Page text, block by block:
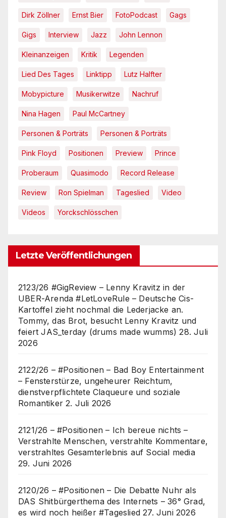
Dirk Zöllner Ernst Bier FotoPodcast Gags
Gigs Interview Jazz John Lennon
Kleinanzeigen Kritik Legenden
Lied Des Tages Linktipp Lutz Halfter
Mobypicture Musikerwitze Nachruf
Nina Hagen Paul McCartney
Personen & Porträts Personen & Porträts
Pink Floyd Positionen Preview Prince
Proberaum Quasimodo Record Release
Review Ron Spielman Tageslied Video
Videos Yorckschlösschen
Letzte Veröffentlichungen
2123/26 #GigReview – Lenny Kravitz in der
UBER-Arenda #LetLoveRule – Deutsche Cis-
Kartoffel zieht nochmal die Lederjacke an.
Tommy, das Brot, besucht Lenny Kravitz und
feiert JAS_terday (drums made wumms) 28. Juli
2026
2122/26 – #Positionen – Bad Boy Entertainment
– Fensterstürze, ungeheurer Reichtum,
dienstverpflichtete Claqueure und soziale
Romantiker 2. Juli 2026
2121/26 – #Positionen – Ich bereue nichts –
Verstrahlte Menschen, verstrahlte Kommentare,
verstrahltes Gesamterlebnis auf Social media
29. Juni 2026
2120/26 – #Positionen – Die Debatte Nuhr als
DAS Shitbürgerthema des Internets – 36° Grad,
es wird noch heißer #Tageslied 27. Juni 2026